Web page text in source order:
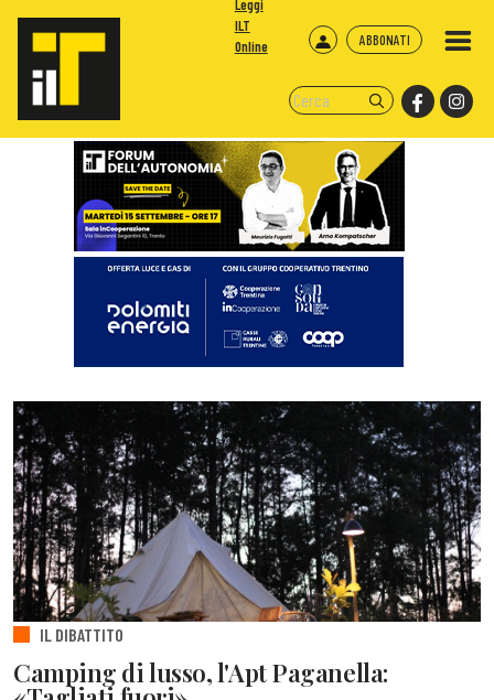
ABBONATI
Leggi
ILT
Online
IL DIBATTITO
Camping di lusso, l'Apt Paganella: